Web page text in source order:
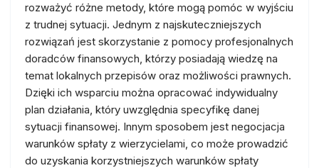
rozważyć różne metody, które mogą pomóc w wyjściu
z trudnej sytuacji. Jednym z najskuteczniejszych
rozwiązań jest skorzystanie z pomocy profesjonalnych
doradców finansowych, którzy posiadają wiedzę na
temat lokalnych przepisów oraz możliwości prawnych.
Dzięki ich wsparciu można opracować indywidualny
plan działania, który uwzględnia specyfikę danej
sytuacji finansowej. Innym sposobem jest negocjacja
warunków spłaty z wierzycielami, co może prowadzić
do uzyskania korzystniejszych warunków spłaty